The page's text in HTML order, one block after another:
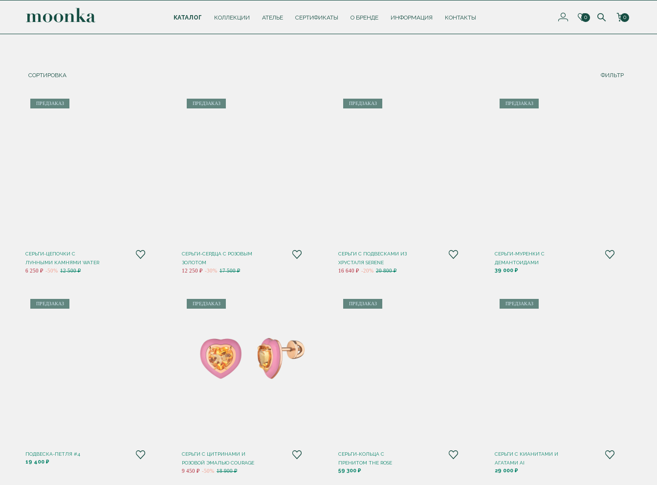
КАТАЛОГ КОЛЛЕКЦИИ АТЕЛЬЕ СЕРТИФИКАТЫ О БРЕНДЕ ИНФОРМАЦИЯ КОНТАКТЫ 0 0
СОРТИРОВКА ФИЛЬТР
ПРЕДЗАКАЗ
СЕРЬГИ-ЦЕПОЧКИ С
ЛУННЫМИ КАМНЯМИ WATER
6 250 ₽ -50% 12 500 ₽
ПРЕДЗАКАЗ
СЕРЬГИ-СЕРДЦА С РОЗОВЫМ
ЗОЛОТОМ
12 250 ₽ -30% 17 500 ₽
ПРЕДЗАКАЗ
СЕРЬГИ С ПОДВЕСКАМИ ИЗ
ХРУСТАЛЯ SERENE
16 640 ₽ -20% 20 800 ₽
ПРЕДЗАКАЗ
СЕРЬГИ-МУРЕНКИ С
ДЕМАНТОИДАМИ
39 000 ₽
ПРЕДЗАКАЗ
ПОДВЕСКА-ПЕТЛЯ #4
19 400 ₽
ПРЕДЗАКАЗ
СЕРЬГИ С ЦИТРИНАМИ И
РОЗОВОЙ ЭМАЛЬЮ COURAGE
9 450 ₽ -50% 18 900 ₽
ПРЕДЗАКАЗ
СЕРЬГИ-КОЛЬЦА С
ПРЕНИТОМ THE ROSE
59 300 ₽
ПРЕДЗАКАЗ
СЕРЬГИ С КИАНИТАМИ И
АГАТАМИ AI
29 000 ₽